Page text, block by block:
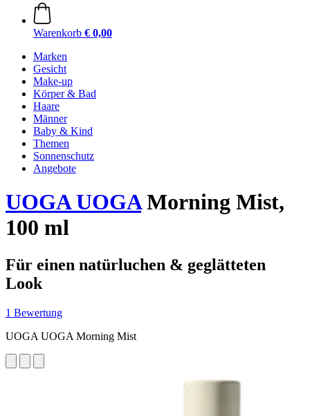
Warenkorb € 0,00
Marken
Gesicht
Make-up
Körper & Bad
Haare
Männer
Baby & Kind
Themen
Sonnenschutz
Angebote
UOGA UOGAMorning Mist,
100 ml
Für einen natürluchen & geglätteten
Look
1 Bewertung
UOGA UOGA Morning Mist